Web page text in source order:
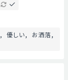
優しい
お洒落